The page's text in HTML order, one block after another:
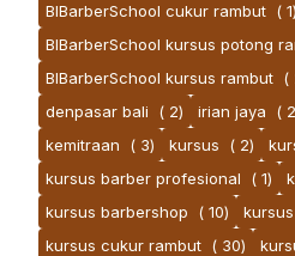
BlBarberSchool cukur rambut ( 1)
BlBarberSchool kursus potong
BlBarberSchool kursus rambut (
denpasar bali
( 2) irian jaya (
kemitraan
( 3) kursus ( 2)
kursus barber profesional
( 1)
kursus barbershop
( 10)
kursus cukur rambut ( 30)